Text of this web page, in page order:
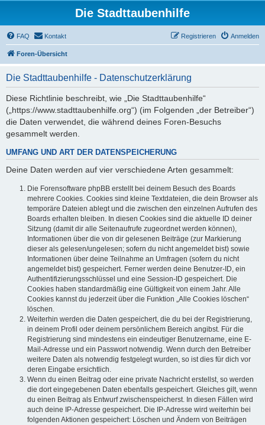
Die Stadttaubenhilfe
FAQ Kontakt Anmelden
Registrieren
Foren-Übersicht
Die Stadttaubenhilfe - Datenschutzerklärung
Diese Richtlinie beschreibt, wie „Die Stadttaubenhilfe“
(„https://www.stadttaubenhilfe.org“) (im Folgenden „der Betreiber“)
die Daten verwendet, die während deines Foren-Besuchs
gesammelt werden.
UMFANG UND ART DER DATENSPEICHERUNG
Deine Daten werden auf vier verschiedene Arten gesammelt:
Die Forensoftware phpBB erstellt bei deinem Besuch des Boards
mehrere Cookies. Cookies sind kleine Textdateien, die dein Browser als
temporäre Dateien ablegt und die zwischen den einzelnen Aufrufen des
Boards erhalten bleiben. In diesen Cookies sind die aktuelle ID deiner
Sitzung (damit dir alle Seitenaufrufe zugeordnet werden können),
Informationen über die von dir gelesenen Beiträge (zur Markierung
dieser als gelesen/ungelesen; sofern du nicht angemeldet bist) sowie
Informationen über deine Teilnahme an Umfragen (sofern du nicht
angemeldet bist) gespeichert. Ferner werden deine Benutzer-ID, ein
Authentifizierungsschlüssel und eine Session-ID gespeichert. Die
Cookies haben standardmäßig eine Gültigkeit von einem Jahr. Alle
Cookies kannst du jederzeit über die Funktion „Alle Cookies löschen“
löschen.
Weiterhin werden die Daten gespeichert, die du bei der Registrierung,
in deinem Profil oder deinem persönlichem Bereich angibst. Für die
Registrierung sind mindestens ein eindeutiger Benutzername, eine E-
Mail-Adresse und ein Passwort notwendig. Wenn durch den Betreiber
weitere Daten als notwendig festgelegt wurden, so ist dies für dich vor
deren Eingabe ersichtlich.
Wenn du einen Beitrag oder eine private Nachricht erstellst, so werden
die dort eingegebenen Daten ebenfalls gespeichert. Gleiches gilt, wenn
du einen Beitrag als Entwurf zwischenspeicherst. In diesen Fällen wird
auch deine IP-Adresse gespeichert. Die IP-Adresse wird weiterhin bei
folgenden Aktionen gespeichert: Löschen und Ändern von Beiträgen